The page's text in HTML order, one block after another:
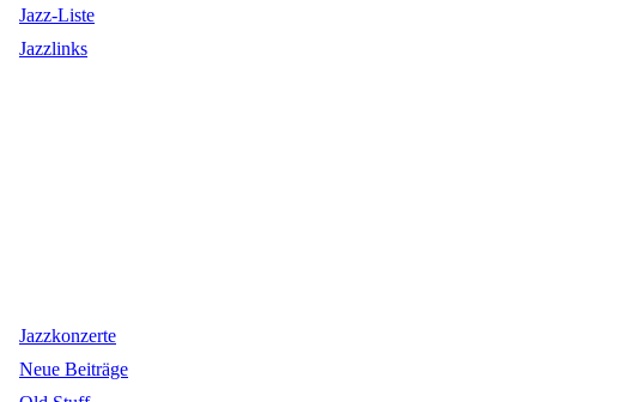
Jazz-Liste
Jazzlinks
Jazzkonzerte
Neue Beiträge